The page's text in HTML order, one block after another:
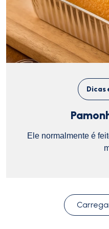
Dicas
Ele normalmente é